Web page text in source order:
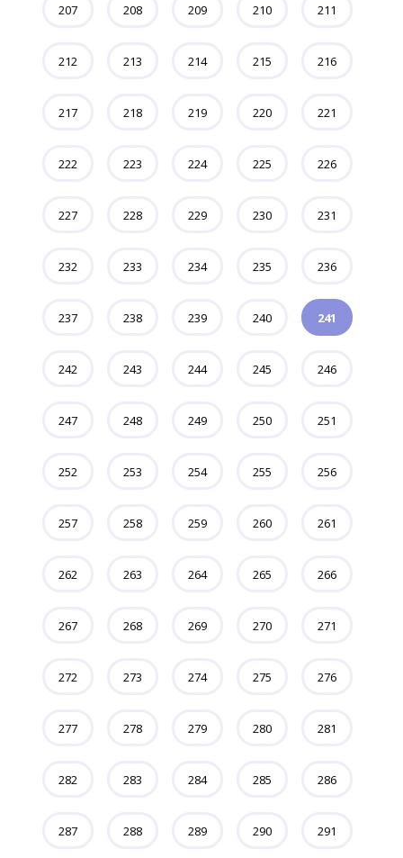
207 208 209 210 211
212 213 214 215 216
217 218 219 220 221
222 223 224 225 226
227 228 229 230 231
232 233 234 235 236
237 238 239 240 241
242 243 244 245 246
247 248 249 250 251
252 253 254 255 256
257 258 259 260 261
262 263 264 265 266
267 268 269 270 271
272 273 274 275 276
277 278 279 280 281
282 283 284 285 286
287 288 289 290 291